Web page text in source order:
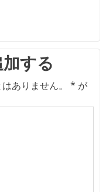
する
ありません。 * が